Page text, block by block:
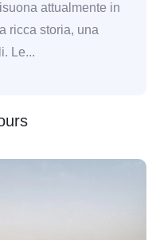
attualmente in
ricca storia, una
Le...